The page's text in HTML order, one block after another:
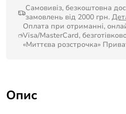
Самовивіз, безкоштовна
замовлень від 2000 грн.
Оплата при отриманні,
Visa/MasterCard,
«Миттєва розстрочка»
Опис